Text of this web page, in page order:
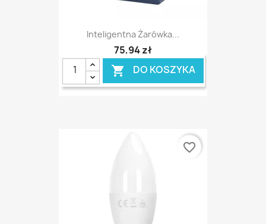
Inteligentna Żarówka...
75,94 zł
 DO KOSZYKA
favorite_border